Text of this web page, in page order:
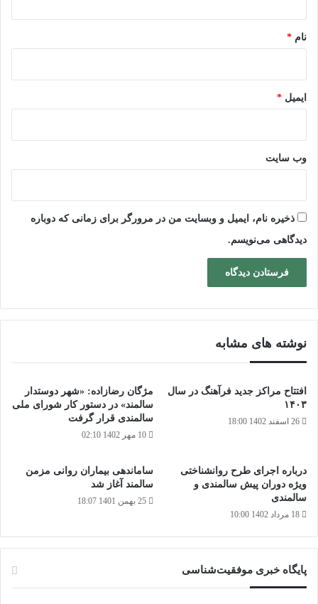
نام *
ایمیل *
وب‌ سایت
ذخیره نام، ایمیل و وبسایت من در مرورگر برای زمانی که دوباره
دیدگاهی می‌نویسم.
نوشته های مشابه
افتتاح مراکز جدید فرآهنگ در سال
۱۴۰۳
26 اسفند 1402 18:00
مژگان رضازاده: «شهر دوستدار
سالمند» در دستور کار شورای ملی
سالمندی قرار گرفت
10 مهر 1402 02:10
درباره اجرای طرح روانشناختی
ویژه دوران پیش سالمندی و
سالمندی
18 مرداد 1402 10:00
ساماندهی بیماران روانی مزمن
سالمند آغاز شد
25 بهمن 1401 18:07
پایگاه‌ خبری موفقیت‌شناسی